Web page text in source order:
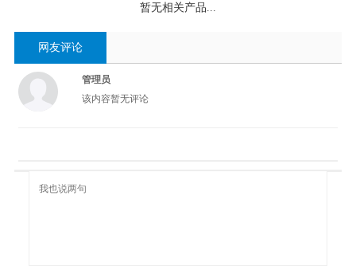
暂无相关产品...
网友评论
管理员
该内容暂无评论